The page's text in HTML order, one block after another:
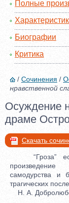
Полные
Биографии
Критика
/ Сочинения /
нравственной
Осуждение
драме
Скачать
“Гроза”
самодурства и
трагических
Н. А.